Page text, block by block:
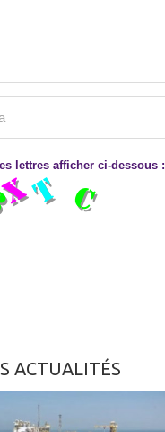
lettres afficher ci-dessous :
ACTUALITÉS